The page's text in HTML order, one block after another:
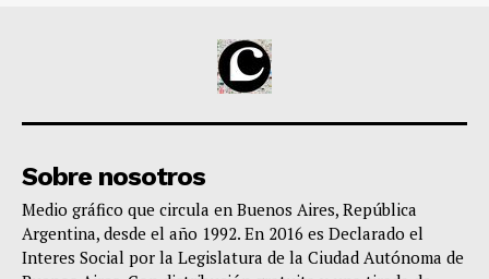
Sobre nosotros
Medio gráfico que circula en Buenos Aires, República
Argentina, desde el año 1992. En 2016 es Declarado el
Interes Social por la Legislatura de la Ciudad Autónoma de